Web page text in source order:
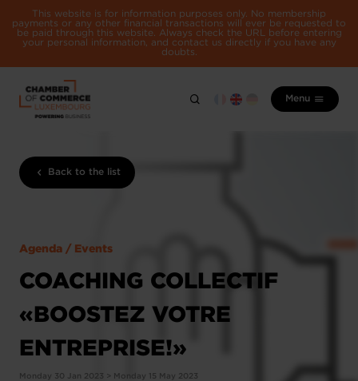
This website is for information purposes only. No membership
payments or any other financial transactions will ever be requested to
be paid through this website. Always check the URL before entering
your personal information, and contact us directly if you have any
doubts.
Menu
Back to the list
Agenda / Events
COACHING COLLECTIF
«BOOSTEZ VOTRE
ENTREPRISE!»
Monday 30 Jan 2023 > Monday 15 May 2023